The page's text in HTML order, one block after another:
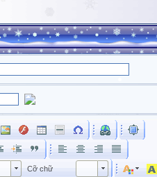
Cỡ chữ Kích cỡ phông